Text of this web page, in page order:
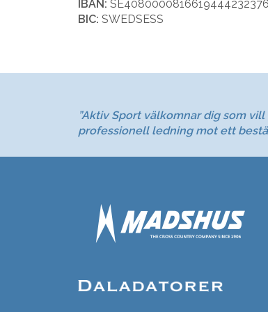
IBAN: SE4080000816619444232376
BIC: SWEDSESS
”Aktiv Sport välkomnar dig som
professionell ledning mot ett